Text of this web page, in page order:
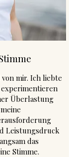
mir. Ich liebte
Überlastung
Leistungsdruck
das
Stimme.